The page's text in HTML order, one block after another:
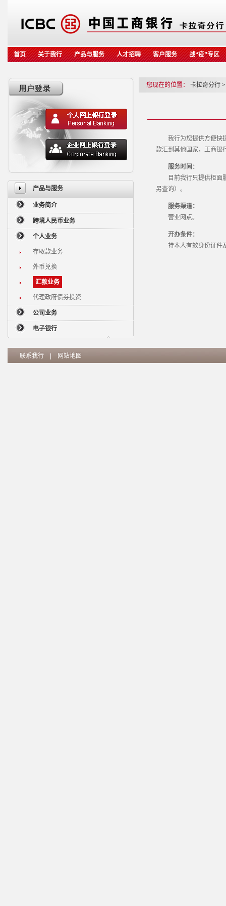
首页 关于我行 产品与服务 人才招聘 客户服务 战“疫”专区
产品与服务
业务简介
跨境人民币业务
个人业务
存取款业务
外币兑换
汇款业务
代理政府债券投资
公司业务
电子银行
您现在的位置： 卡拉奇分行 >
我行为您提供方便快捷
款汇到其他国家，工商银
服务时间：
目前我行只提供柜面服
另查询）。
服务渠道：
营业网点。
开办条件：
持本人有效身份证件及
联系我行 网站地图